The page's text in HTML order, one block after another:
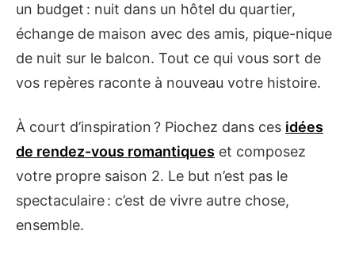
un budget : nuit dans un hôtel du quartier,
échange de maison avec des amis, pique-nique
de nuit sur le balcon. Tout ce qui vous sort de
vos repères raconte à nouveau votre histoire.
À court d’inspiration ? Piochez dans ces idées
de rendez-vous romantiques et composez
votre propre saison 2. Le but n’est pas le
spectaculaire : c’est de vivre autre chose,
ensemble.